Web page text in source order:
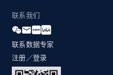
URL, Title, Youtuber,
Video length, Likes, Views,
8.1K+
联系我们
联系数据专家
注册／登录